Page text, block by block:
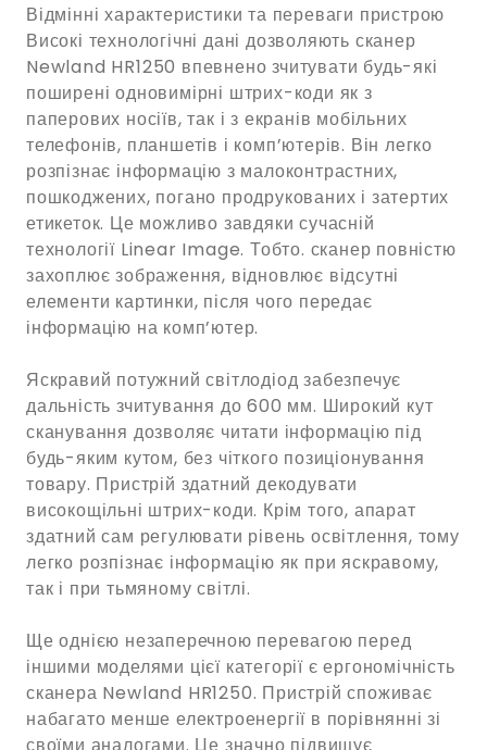
Відмінні характеристики та переваги пристрою
Високі технологічні дані дозволяють сканер
Newland HR1250 впевнено зчитувати будь-які
поширені одновимірні штрих-коди як з
паперових носіїв, так і з екранів мобільних
телефонів, планшетів і комп’ютерів. Він легко
розпізнає інформацію з малоконтрастних,
пошкоджених, погано продрукованих і затертих
етикеток. Це можливо завдяки сучасній
технології Linear Image. Тобто. сканер повністю
захоплює зображення, відновлює відсутні
елементи картинки, після чого передає
інформацію на комп’ютер.
Яскравий потужний світлодіод забезпечує
дальність зчитування до 600 мм. Широкий кут
сканування дозволяє читати інформацію під
будь-яким кутом, без чіткого позиціонування
товару. Пристрій здатний декодувати
високощільні штрих-коди. Крім того, апарат
здатний сам регулювати рівень освітлення, тому
легко розпізнає інформацію як при яскравому,
так і при тьмяному світлі.
Ще однією незаперечною перевагою перед
іншими моделями цієї категорії є ергономічність
сканера Newland HR1250. Пристрій споживає
набагато менше електроенергії в порівнянні зі
своїми аналогами. Це значно підвищує